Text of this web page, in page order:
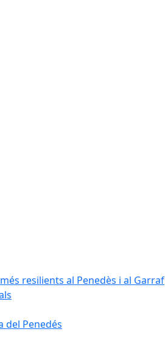
resilients al Penedès i al Garraf
del Penedés